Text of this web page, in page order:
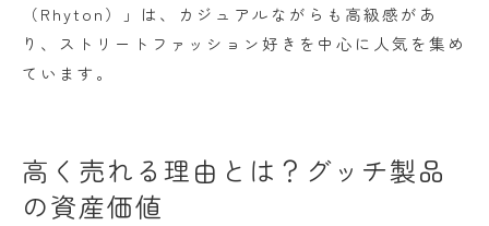
（Rhyton）」は、カジュアルながらも高級感があ
り、ストリートファッション好きを中心に人気を集め
ています。
高く売れる理由とは？グッチ製品
の資産価値